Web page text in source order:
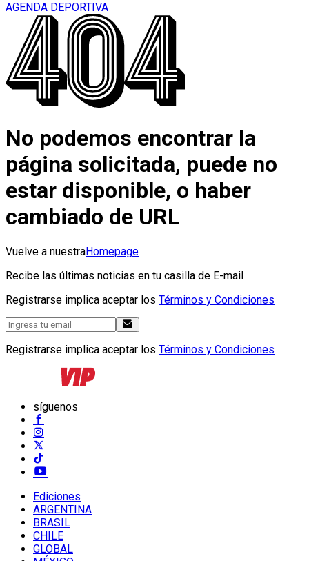
AGENDA DEPORTIVA
No podemos encontrar la
página solicitada, puede no
estar disponible, o haber
cambiado de URL
Vuelve a nuestraHomepage
Recibe las últimas noticias en tu casilla de E-mail
Registrarse implica aceptar los Términos y Condiciones
Registrarse implica aceptar los Términos y Condiciones
síguenos
Ediciones
ARGENTINA
BRASIL
CHILE
GLOBAL